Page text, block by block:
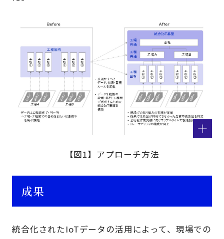
【図1】アプローチ方法
成果
統合化されたIoTデータの活用によって、現場での